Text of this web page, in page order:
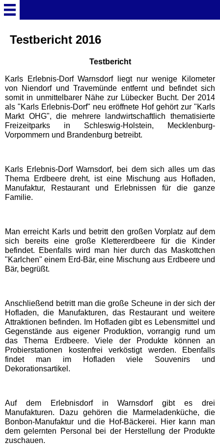
Startseite
Deutschland Überschrift
Freizeitparks
Baden-Württemberg
Freizeitparks
Europa-Park
Schwaben Park
Steinwasen Park
Tatzmania
Traumland auf der
Bärenhöhle
Bayern Freizeitparks
Bayern-Park
Testbericht 2016
Testbericht
Karls Erlebnis-Dorf Warnsdorf liegt nur wenige Kilometer
von Niendorf und Travemünde entfernt und befindet sich
somit in unmittelbarer Nähe zur Lübecker Bucht. Der 2014
als "Karls Erlebnis-Dorf" neu eröffnete Hof gehört zur "Karls
Markt OHG", die mehrere landwirtschaftlich thematisierte
Freizeitparks in Schleswig-Holstein, Mecklenburg-
Vorpommern und Brandenburg betreibt.
Karls Erlebnis-Dorf Warnsdorf, bei dem sich alles um das
Thema Erdbeere dreht, ist eine Mischung aus Hofladen,
Manufaktur, Restaurant und Erlebnissen für die ganze
Familie.
Man erreicht Karls und betritt den großen Vorplatz auf dem
sich bereits eine große Klettererdbeere für die Kinder
befindet. Ebenfalls wird man hier durch das Maskottchen
"Karlchen" einem Erd-Bär, eine Mischung aus Erdbeere und
Bär, begrüßt.
Anschließend betritt man die große Scheune in der sich der
Hofladen, die Manufakturen, das Restaurant und weitere
Attraktionen befinden. Im Hofladen gibt es Lebensmittel und
Gegenstände aus eigener Produktion, vorrangig rund um
das Thema Erdbeere. Viele der Produkte können an
Probierstationen kostenfrei verköstigt werden. Ebenfalls
findet man im Hofladen viele Souvenirs und
Dekorationsartikel.
Auf dem Erlebnisdorf in Warnsdorf gibt es drei
Manufakturen. Dazu gehören die Marmeladenküche, die
Bonbon-Manufaktur und die Hof-Bäckerei. Hier kann man
dem gelernten Personal bei der Herstellung der Produkte
zuschauen.